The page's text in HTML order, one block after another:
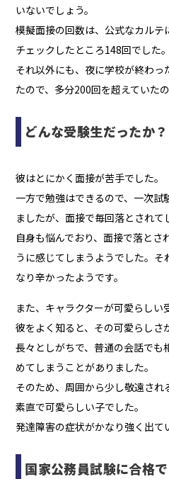
いないでしょう。
模擬面接の回数は、公式なカル
チェックしたところ148回でした。
それ以外にも、夜に学校が終わ
たので、多分200回を超えていた
どんな受験生だったか？
彼はとにかく面接が苦手でした。
一方で勉強はできるので、一次試
ましたが、面接で毎回落とされ
自身も悩んでおり、面接で落とさ
うに感じてしまうようでした。
なり辛かったようです。
また、キャラクターが可愛らしい
彼をよく知ると、その可愛らしさ
長々としがちで、普通の会話でも
めてしまうことがありました。
そのため、周囲から少し敬遠さ
素直で可愛らしい子でした。
発達障害の症状がかなり強く出て
国家公務員試験に合格